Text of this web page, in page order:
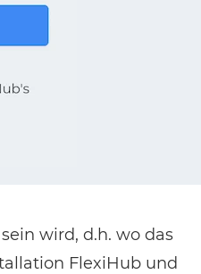
wird, d.h. wo das
FlexiHub und